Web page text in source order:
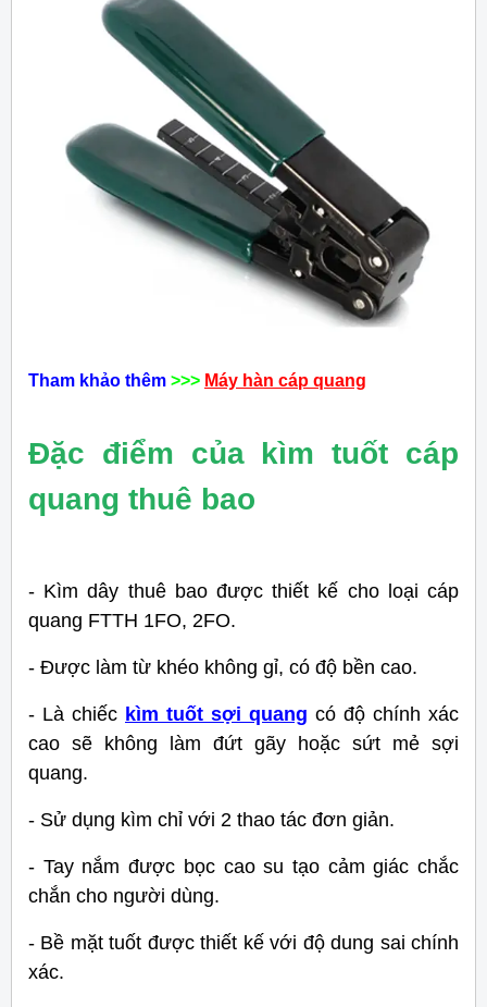
Tham khảo thêm >>> Máy hàn cáp quang
Đặc điểm của kìm tuốt cáp
quang thuê bao
- Kìm dây thuê bao được thiết kế cho loại cáp
quang FTTH 1FO, 2FO.
- Được làm từ khéo không gỉ, có độ bền cao.
- Là chiếc kìm tuốt sợi quang có độ chính xác
cao sẽ không làm đứt gãy hoặc sứt mẻ sợi
quang.
- Sử dụng kìm chỉ với 2 thao tác đơn giản.
- Tay nắm được bọc cao su tạo cảm giác chắc
chắn cho người dùng.
- Bề mặt tuốt được thiết kế với độ dung sai chính
xác.